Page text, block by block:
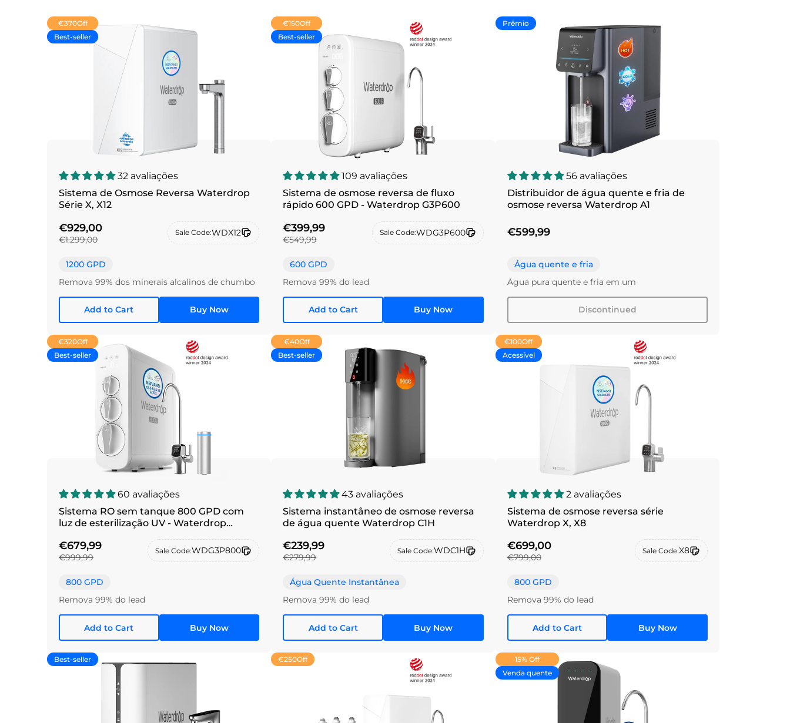
€370Off
Best-seller
32 avaliações
Sistema de Osmose Reversa Waterdrop
Série X, X12
€929,00
€1.299,00
Sale Code:WDX12
1200 GPD
Remova 99% dos minerais alcalinos de chumbo
Add to Cart Buy Now
€150Off
Best-seller
109 avaliações
Sistema de osmose reversa de fluxo
rápido 600 GPD - Waterdrop G3P600
€399,99
€549,99
Sale Code:WDG3P600
600 GPD
Remova 99% do lead
Add to Cart Buy Now
Prêmio
56 avaliações
Distribuidor de água quente e fria de
osmose reversa Waterdrop A1
€599,99
Água quente e fria
Água pura quente e fria em um
Discontinued
€320Off
Best-seller
60 avaliações
Sistema RO sem tanque 800 GPD com
luz de esterilização UV - Waterdrop
€679,99
€999,99
Sale Code:WDG3P800
800 GPD
Remova 99% do lead
Add to Cart Buy Now
€40Off
Best-seller
43 avaliações
Sistema instantâneo de osmose reversa
de água quente Waterdrop C1H
€239,99
€279,99
Sale Code:WDC1H
Água Quente Instantânea
Remova 99% do lead
Add to Cart Buy Now
€100Off
Acessível
2 avaliações
Sistema de osmose reversa série
Waterdrop X, X8
€699,00
€799,00
Sale Code:X8
800 GPD
Remova 99% do lead
Add to Cart Buy Now
Best-seller €250Off
15% Off
Venda quente